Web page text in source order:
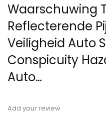
Waarschuwing
Reflecterende
Veiligheid Auto
Conspicuity
Auto…
Add your review